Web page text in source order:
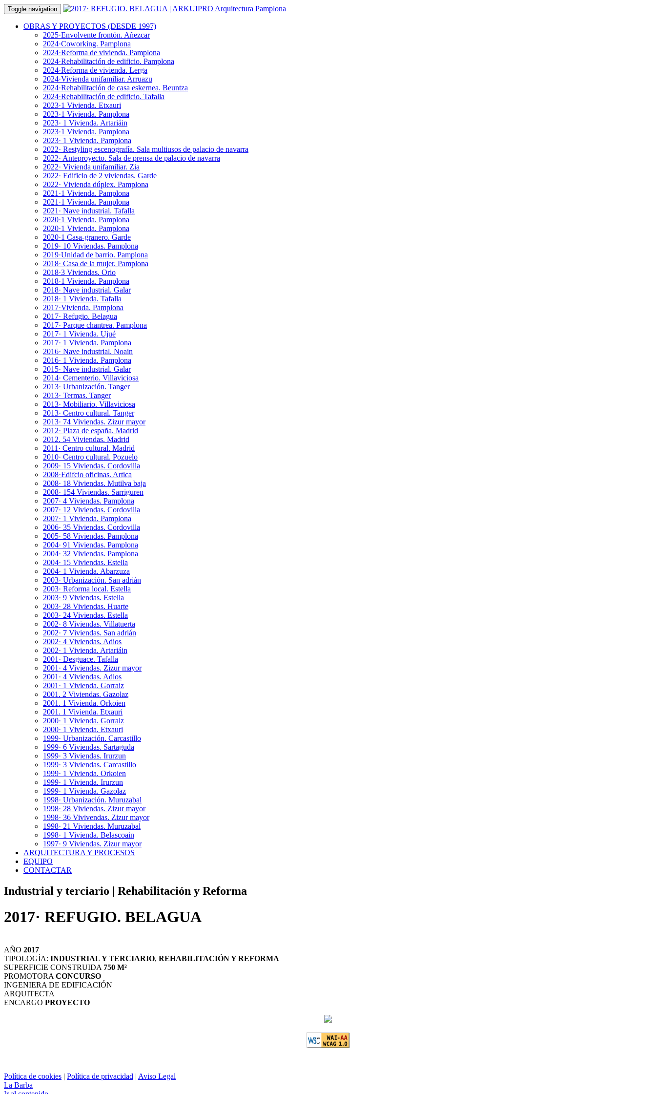
Toggle navigation
OBRAS Y PROYECTOS (DESDE 1997)
2025·Envolvente frontón. Añezcar
2024·Coworking. Pamplona
2024·Reforma de vivienda. Pamplona
2024·Rehabilitación de edificio. Pamplona
2024·Reforma de vivienda. Lerga
2024·Vivienda unifamiliar. Arruazu
2024·Rehabilitación de casa eskernea. Beuntza
2024·Rehabilitación de edificio. Tafalla
2023·1 Vivienda. Etxauri
2023·1 Vivienda. Pamplona
2023· 1 Vivienda. Artariáin
2023·1 Vivienda. Pamplona
2023· 1 Vivienda. Pamplona
2022· Restyling escenografía. Sala multiusos de palacio de navarra
2022· Anteproyecto. Sala de prensa de palacio de navarra
2022· Vivienda unifamiliar. Zia
2022· Edificio de 2 viviendas. Garde
2022· Vivienda dúplex. Pamplona
2021·1 Vivienda. Pamplona
2021·1 Vivienda. Pamplona
2021· Nave industrial. Tafalla
2020·1 Vivienda. Pamplona
2020·1 Vivienda. Pamplona
2020·1 Casa-granero. Garde
2019· 10 Viviendas. Pamplona
2019·Unidad de barrio. Pamplona
2018· Casa de la mujer. Pamplona
2018·3 Viviendas. Orio
2018·1 Vivienda. Pamplona
2018· Nave industrial. Galar
2018· 1 Vivienda. Tafalla
2017·Vivienda. Pamplona
2017· Refugio. Belagua
2017· Parque chantrea. Pamplona
2017· 1 Vivienda. Ujué
2017· 1 Vivienda. Pamplona
2016· Nave industrial. Noain
2016· 1 Vivienda. Pamplona
2015· Nave industrial. Galar
2014· Cementerio. Villaviciosa
2013· Urbanización. Tanger
2013· Termas. Tanger
2013· Mobiliario. Villaviciosa
2013· Centro cultural. Tanger
2013· 74 Viviendas. Zizur mayor
2012· Plaza de españa. Madrid
2012. 54 Viviendas. Madrid
2011· Centro cultural. Madrid
2010· Centro cultural. Pozuelo
2009· 15 Viviendas. Cordovilla
2008·Edifcio oficinas. Artica
2008· 18 Viviendas. Mutilva baja
2008· 154 Viviendas. Sarriguren
2007· 4 Viviendas. Pamplona
2007· 12 Viviendas. Cordovilla
2007· 1 Vivienda. Pamplona
2006· 35 Viviendas. Cordovilla
2005· 58 Viviendas. Pamplona
2004· 91 Viviendas. Pamplona
2004· 32 Viviendas. Pamplona
2004· 15 Viviendas. Estella
2004· 1 Vivienda. Abarzuza
2003· Urbanización. San adrián
2003· Reforma local. Estella
2003· 9 Viviendas. Estella
2003· 28 Viviendas. Huarte
2003· 24 Viviendas. Estella
2002· 8 Viviendas. Villatuerta
2002· 7 Viviendas. San adrián
2002· 4 Viviendas. Adios
2002· 1 Vivienda. Artariáin
2001· Desguace. Tafalla
2001· 4 Viviendas. Zizur mayor
2001· 4 Viviendas. Adios
2001· 1 Vivienda. Gorraiz
2001. 2 Viviendas. Gazolaz
2001. 1 Vivienda. Orkoien
2001. 1 Vivienda. Etxauri
2000· 1 Vivienda. Gorraiz
2000· 1 Vivienda. Etxauri
1999· Urbanización. Carcastillo
1999· 6 Viviendas. Sartaguda
1999· 3 Viviendas. Irurzun
1999· 3 Viviendas. Carcastillo
1999· 1 Vivienda. Orkoien
1999· 1 Vivienda. Irurzun
1999· 1 Vivienda. Gazolaz
1998· Urbanización. Muruzabal
1998· 28 Viviendas. Zizur mayor
1998· 36 Vivivendas. Zizur mayor
1998· 21 Viviendas. Muruzabal
1998· 1 Vivienda. Belascoain
1997· 9 Viviendas. Zizur mayor
ARQUITECTURA Y PROCESOS
EQUIPO
CONTACTAR
Industrial y terciario | Rehabilitación y Reforma
2017· REFUGIO. BELAGUA
AÑO 2017
TIPOLOGÍA: INDUSTRIAL Y TERCIARIO, REHABILITACIÓN Y REFORMA
SUPERFICIE CONSTRUIDA 750 M²
PROMOTORA CONCURSO
INGENIERA DE EDIFICACIÓN
ARQUITECTA
ENCARGO PROYECTO
Política de cookies | Política de privacidad | Aviso Legal
La Barba